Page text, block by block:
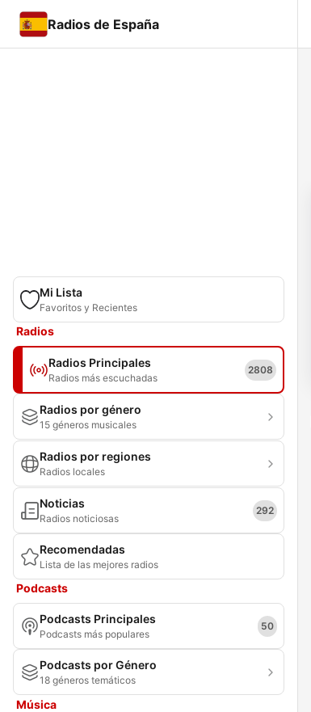
Radios de España
Mi Lista
Favoritos y Recientes
Radios
Radios Principales
Radios más escuchadas
2808
Radios por género
15 géneros musicales
Radios por regiones
Radios locales
Noticias
Radios noticiosas
292
Recomendadas
Lista de las mejores radios
Podcasts
Podcasts Principales
Podcasts más populares
50
Podcasts por Género
18 géneros temáticos
Música